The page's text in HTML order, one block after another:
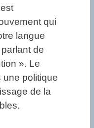
qui
langue
de
». Le
une politique
de la